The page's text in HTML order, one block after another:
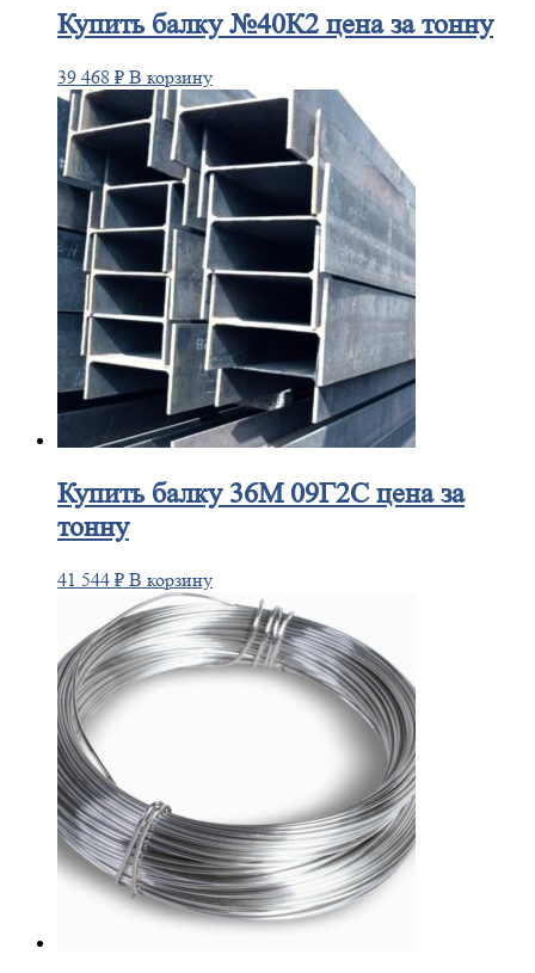
Купитьбалку №40К2 цена за тонну
39 468 ₽ В корзину
Купитьбалку 36М 09Г2С цена за
тонну
41 544 ₽ В корзину